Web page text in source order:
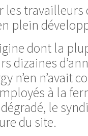
les
plein
dont la
dizaines
n’en n’avait
à la
le
du site.